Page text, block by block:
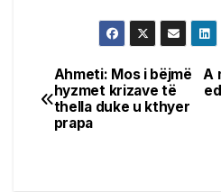
Post
navigation
A
Ahmeti: Mos i bëjmë
hyzmet krizave të
thella duke u kthyer
prapa